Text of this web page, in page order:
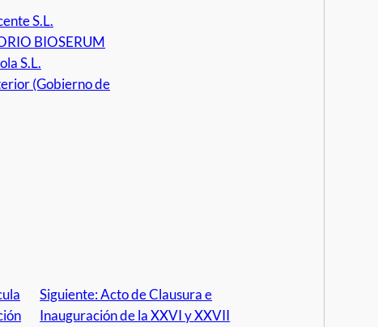
S.L.
BIOSERUM
S.L.
(Gobierno de
Siguiente:Acto de Clausura e
Inauguración de la XXVI y XXVII